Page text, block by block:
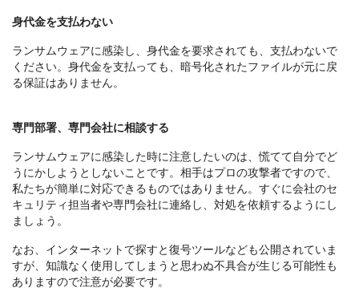
身代金を支払わない
ランサムウェアに感染し、身代金を要求されても、支払わないで
ください。身代金を支払っても、暗号化されたファイルが元に戻
る保証はありません。
専門部署、専門会社に相談する
ランサムウェアに感染した時に注意したいのは、慌てて自分でど
うにかしようとしないことです。相手はプロの攻撃者ですので、
私たちが簡単に対応できるものではありません。すぐに会社のセ
キュリティ担当者や専門会社に連絡し、対処を依頼するようにし
ましょう。
なお、インターネットで探すと復号ツールなども公開されていま
すが、知識なく使用してしまうと思わぬ不具合が生じる可能性も
ありますので注意が必要です。